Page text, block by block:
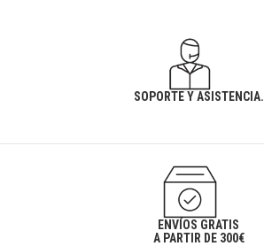
SOPORTE Y ASISTENCIA.
ENVÍOS GRATIS
A PARTIR DE 300€